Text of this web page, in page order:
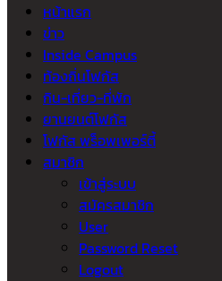
หน้าแรก
ข่าว
Inside Campus
ท้องถิ่นโฟกัส
กิน-เที่ยว-ที่พัก
ยานยนต์โฟกัส
โฟกัส พร็อพเพอร์ตี้
สมาชิก
เข้าสู่ระบบ
สมัครสมาชิก
User
Password Reset
Logout